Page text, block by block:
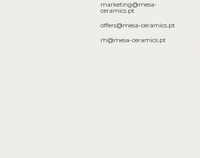
marketing@mesa-
ceramics.pt
offers@mesa-ceramics.pt
rh@mesa-ceramics.pt